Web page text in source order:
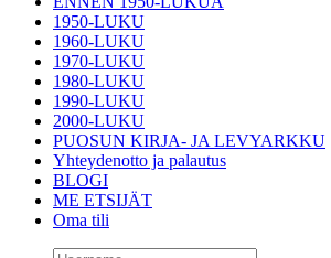
1950-LUKU
1960-LUKU
1970-LUKU
1980-LUKU
1990-LUKU
2000-LUKU
PUOSUN KIRJA- JA LEVYARKKU
Yhteydenotto ja palautus
BLOGI
ME ETSIJÄT
Oma tili